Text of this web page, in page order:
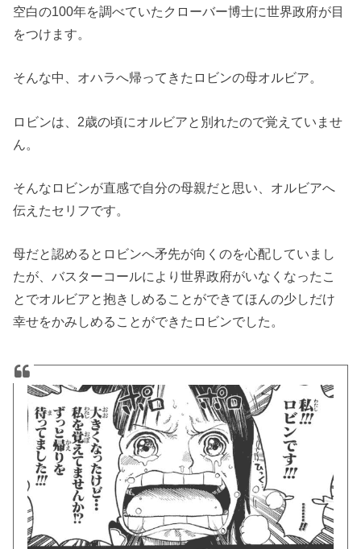
空白の100年を調べていたクローバー博士に世界政府が目
をつけます。
そんな中、オハラへ帰ってきたロビンの母オルビア。
ロビンは、2歳の頃にオルビアと別れたので覚えていませ
ん。
そんなロビンが直感で自分の母親だと思い、オルビアへ
伝えたセリフです。
母だと認めるとロビンへ矛先が向くのを心配していまし
たが、バスターコールにより世界政府がいなくなったこ
とでオルビアと抱きしめることができてほんの少しだけ
幸せをかみしめることができたロビンでした。